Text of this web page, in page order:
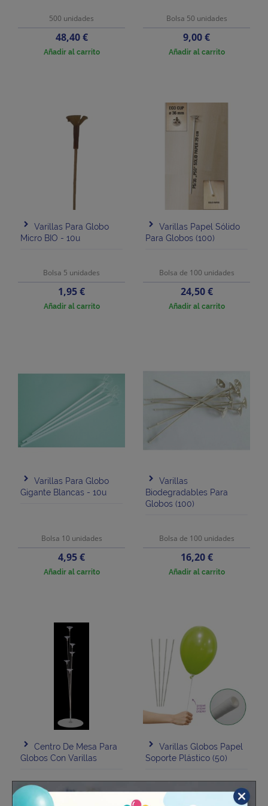
500 unidades
Precio
48,40 €
Añadir al carrito
Bolsa 50 unidades
Precio
9,00 €
Añadir al carrito
Varillas Para Globo
Micro BIO - 10u
Bolsa 5 unidades
Precio
1,95 €
Añadir al carrito
Varillas Papel Sólido
Para Globos (100)
Bolsa de 100 unidades
Precio
24,50 €
Añadir al carrito
Varillas Para Globo
Gigante Blancas - 10u
Bolsa 10 unidades
Precio
4,95 €
Añadir al carrito
Varillas
Biodegradables Para
Globos (100)
Bolsa de 100 unidades
Precio
16,20 €
Añadir al carrito
Centro De Mesa Para
Globos Con Varillas
Varillas Globos Papel
Soporte Plástico (50)
Bolsa 50 unidades